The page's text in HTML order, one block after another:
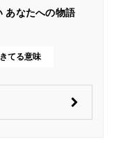
あなたへの物語
てる意味